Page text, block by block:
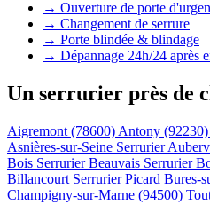
→ Ouverture de porte
→ Changement de serrure
→ Porte blindée & blindage
→ Dépannage 24h/24 après
Un serrurier près de
Aigremont (78600) Antony (92230)
Asnières-sur-Seine Serrurier
Bois Serrurier Beauvais Serrurier
Billancourt Serrurier Picard Bures-
Champigny-sur-Marne (94500)